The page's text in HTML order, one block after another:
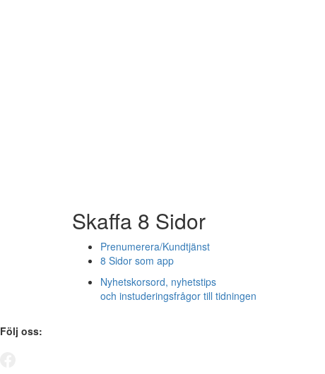
Skaffa 8 Sidor
Prenumerera/Kundtjänst
8 Sidor som app
Nyhetskorsord, nyhetstips
och instuderingsfrågor till tidningen
Följ oss: